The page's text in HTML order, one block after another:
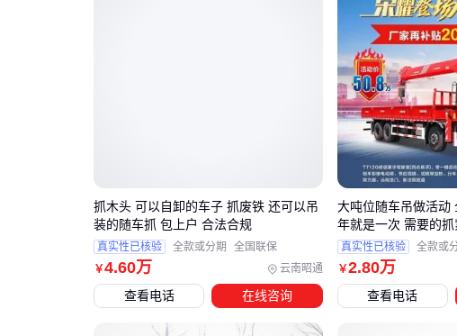
二、
同样标
差异会
地方
售后服
的"终
问题。
定制
离标
构成。
￥4.60万 云南昭通
抓木头 可以自卸的车子 抓废铁 还可以吊
装的随车抓 包上户 合法合规
真实性已核验 全款或分期 全国联保
查看电话 在线咨询
￥2.80万
大吨位随车吊做活动
年就是一次 需要的抓
真实性已核验 全款或
查看电话